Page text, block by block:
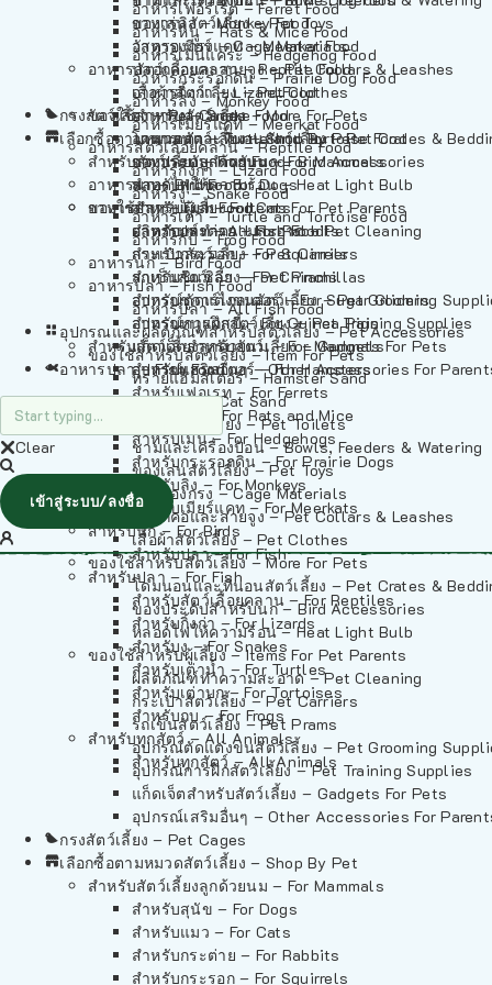
อาหารเฟอร์เร็ต – Ferret Food
อาหารหนู – Rats & Mice Food
อาหารเม่นแคระ – Hedgehog Food
อาหารกระรอกดิน – Prairie Dog Food
อาหารลิง – Monkey Food
อาหารเมียร์แคท – Meerkat Food
อาหารสัตว์เลี้อยคลาน – Reptile Food
อาหารกิ้งก่า – Lizard Food
อาหารงู – Snake Food
อาหารเต่า – Turtle and Tortoise Food
อาหารกบ – Frog Food
อาหารนก – Bird Food
อาหารปลา – Fish Food
อาหารปลา – All Fish Food
อุปกรณและผลิตภัณฑ์สำหรับสัตว์เลี้ยง – Pet Accessories
ของใช้สำหรับสัตว์เลี้ยง – Item For Pets
ทรายแฮมสเตอร์ – Hamster Sand
ทรายแมว – Cat Sand
ห้องน้ำสัตว์เลี้ยง – Pet Toilets
ชามและเครื่องป้อน – Bowls, Feeders & Watering
ของเล่นสัตว์เลี้ยง – Pet Toys
วัสดุรองกรง – Cage Materials
ปลอกคอและสายจูง – Pet Collars & Leashes
เสื้อผ้าสัตว์เลี้ยง – Pet Clothes
ของใช้สำหรับสัตว์เลี้ยง – More For Pets
โดมนอนและที่นอนสัตว์เลี้ยง – Pet Crates &
ของประดับสำหรับนก – Bird Accessories
หลอดไฟให้ความร้อน – Heat Light Bulb
ของใช้สำหรับผู้เลี้ยง – Items For Pet Parents
ผลิตภัณฑ์ทำความสะอาด – Pet Cleaning
กระเป๋าสัตว์เลี้ยง – Pet Carriers
รถเข็นสัตว์เลี้ยง – Pet Prams
อุปกรณ์ตัดแต่งขนสัตว์เลี้ยง – Pet Grooming
อุปกรณ์การฝึกสัตว์เลี้ยง – Pet Training Supplies
แก็ดเจ็ตสำหรับสัตว์เลี้ยง – Gadgets For Pets
อุปกรณ์เสริมอื่นๆ – Other Accessories For
กรงสัตว์เลี้ยง – Pet Cages
เลือกซื้อตามหมวดสัตว์เลี้ยง – Shop By Pet
สำหรับสัตว์เลี้ยงลูกด้วยนม – For Mammals
สำหรับสุนัข – For Dogs
สำหรับแมว – For Cats
สำหรับกระต่าย – For Rabbits
สำหรับกระรอก – For Squirrels
อาหารลิง – Monkey Food
อาหารเมียร์แคท – Meerkat Food
อาหารสัตว์เลี้อยคลาน – Reptile Food
อาหารกิ้งก่า – Lizard Food
อาหารงู – Snake Food
อาหารเต่า – Turtle and Tortoise Food
อาหารกบ – Frog Food
อาหารนก – Bird Food
อาหารปลา – Fish Food
อาหารปลา – All Fish Food
ของเล่นสัตว์เลี้ยง – Pet Toys
วัสดุรองกรง – Cage Materials
ปลอกคอและสายจูง – Pet Collars & Leashes
เสื้อผ้าสัตว์เลี้ยง – Pet Clothes
ของใช้สำหรับสัตว์เลี้ยง – More For Pets
โดมนอนและที่นอนสัตว์เลี้ยง – Pet Crates &
ของประดับสำหรับนก – Bird Accessories
หลอดไฟให้ความร้อน – Heat Light Bulb
ของใช้สำหรับผู้เลี้ยง – Items For Pet Parents
ผลิตภัณฑ์ทำความสะอาด – Pet Cleaning
กระเป๋าสัตว์เลี้ยง – Pet Carriers
รถเข็นสัตว์เลี้ยง – Pet Prams
อุปกรณ์ตัดแต่งขนสัตว์เลี้ยง – Pet Grooming
อุปกรณ์การฝึกสัตว์เลี้ยง – Pet Training Supplies
แก็ดเจ็ตสำหรับสัตว์เลี้ยง – Gadgets For Pets
อุปกรณ์เสริมอื่นๆ – Other Accessories For
กรงสัตว์เลี้ยง – Pet Cages
เลือกซื้อตามหมวดสัตว์เลี้ยง – Shop By Pet
สำหรับสัตว์เลี้ยงลูกด้วยนม – For Mammals
สำหรับสุนัข – For Dogs
สำหรับแมว – For Cats
สำหรับกระต่าย – For Rabbits
สำหรับกระรอก – For Squirrels
สำหรับชินชิล่า – For Chinchillas
สำหรับชูการ์ไกลเดอร์ – For Sugar Gliders
สำหรับหนูแกสบี้ – For Guinea Pigs
สำหรับสัตว์เลี้ยงลูกด้วยนม – For Mammals
สำหรับแฮมสเตอร์ – For Hamsters
สำหรับเฟอเรท – For Ferrets
สำหรับหนู – For Rats and Mice
สำหรับเม่น – For Hedgehogs
สำหรับกระรอกดิน – For Prairie Dogs
สำหรับลิง – For Monkeys
สำหรับเมียร์แคท – For Meerkats
สำหรับนก – For Birds
สำหรับปลา – For Fish
สำหรับปลา – For Fish
สำหรับสัตว์เลื้อยคลาน – For Reptiles
สำหรับกิ้งก่า – For Lizards
สำหรับงู – For Snakes
สำหรับเต่าน้ำ – For Turtles
สำหรับเต่าบก – For Tortoises
สำหรับกบ – For Frogs
สำหรับทุกสัตว์ – All Animals
สำหรับทุกสัตว์ – All Animals
อาหารปลา – Fish Food
Clear
เข้าสู่ระบบ/ลงชื่อ